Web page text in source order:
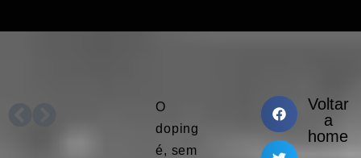
O
doping
é, sem
Voltar
a
home